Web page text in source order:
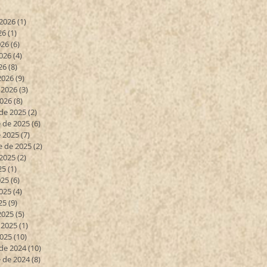
(1) 1 entrada
(1)
(6) 6 entradas
(4)
(8)8 entradas
(9) 9 entradas
(3) 3 entradas
(8) 8 entradas
2025(2) 2 entradas
2025(6) 6 entradas
(7) 7 entradas
de 2025(2) 2 entradas
(2) 2 entradas
(1) 1 entrada
(6)
(4) 4 entradas
(9) 9 entradas
(5) 5 entradas
(1)1 entrada
(10) 10 entradas
2024(10)
2024(8) 8 entradas